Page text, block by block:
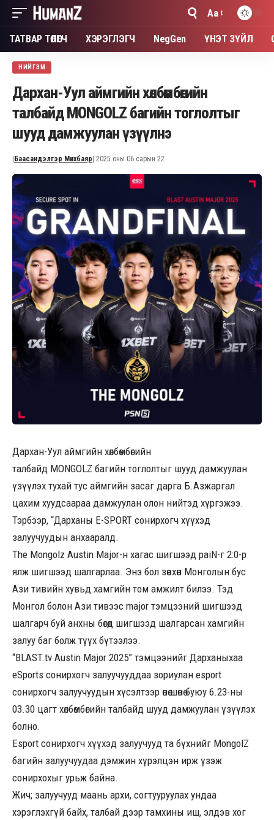
Font
Resizer
Aa
ТАТВАР ТӨЛӨГЧ ХЭРЭГЛЭГЧ NegGen ҮНЭТ ЗҮЙЛ
НИЙГЭМ
Дархан-Уул аймгийн хөлбөмбөгийн
талбайд MONGOLZ багийн тоглолтыг
шууд дамжуулан үзүүлнэ
Баасандэлгэр Мөнхбаяр | 2025 оны 06 сарын 22
Дархан-Уул аймгийн хөлбөмбөгийн
талбайд MONGOLZ багийн тоглолтыг шууд дамжуулан
үзүүлэх тухай тус аймгийн засаг дарга Б.Азжаргал
цахим хуудсаараа дамжуулан олон нийтэд хүргэжээ.
Тэрбээр, “Дарханы E-SPORT сонирхогч хүүхэд
залуучуудын анхааралд.
The Mongolz Austin Major-н хагас шигшээд paiN-г 2:0-р
ялж шигшээд шалгарлаа. Энэ бол зөвхөн Монголын бус
Ази тивийн хувьд хамгийн том амжилт билээ. Тэд
Монгол болон Ази тивээс major тэмцээний шигшээд
шалгарч буй анхны бөгөөд шигшээд шалгарсан хамгийн
залуу баг болж түүх бүтээлээ.
“BLAST.tv Austin Major 2025” тэмцээнийг Дарханыхаа
eSports сонирхогч залуучууддаа зориулан еsport
сонирхогч залуучуудын хүсэлтээр өнөө шөнө буюу 6.23-ны
03.30 цагт хөлбөмбөгийн талбайд шууд дамжуулан үзүүлэх
болно.
Esport сонирхогч хүүхэд залуучууд та бүхнийг MongolZ
багийн залуучуудаа дэмжин хүрэлцэн ирж үзэж
сонирхохыг урьж байна.
Жич; залуучууд маань архи, согтууруулах ундаа
хэрэглэхгүй байх, талбай дээр тамхины иш, элдэв хог